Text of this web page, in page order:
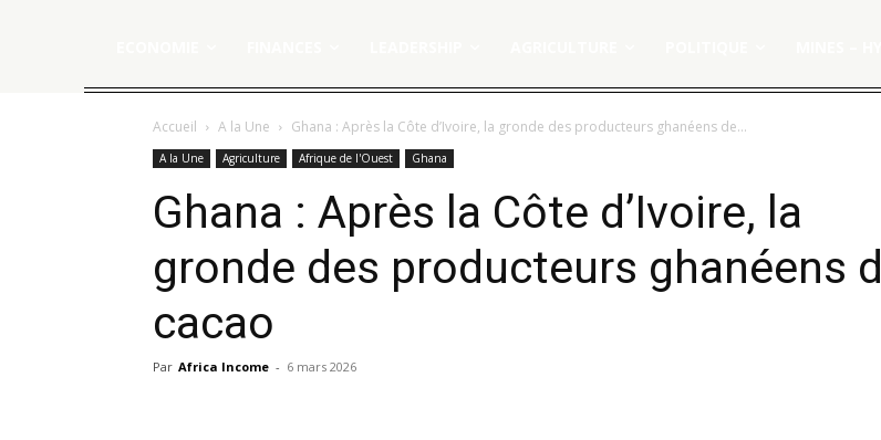
Accueil A la Une Ghana : Après la Côte d’Ivoire, la gronde des producteurs ghanéens de...
A la Une Agriculture Afrique de l'Ouest Ghana
Ghana : Après la Côte d’Ivoire, la
gronde des producteurs ghanéens
cacao
Par Africa Income - 6 mars 2026